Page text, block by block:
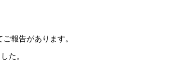
報告があります。
た。